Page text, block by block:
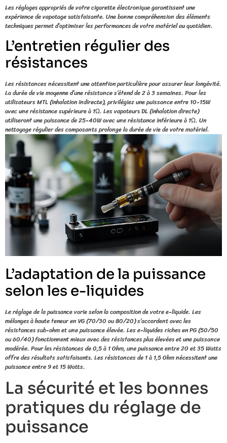
Les réglages appropriés de votre cigarette électronique garantissent une
expérience de vapotage satisfaisante. Une bonne compréhension des éléments
techniques permet d’optimiser les performances de votre matériel au quotidien.
L’entretien régulier des
résistances
Les résistances nécessitent une attention particulière pour assurer leur longévité.
La durée de vie moyenne d’une résistance s’étend de 2 à 3 semaines. Pour les
utilisateurs MTL (inhalation indirecte), privilégiez une puissance entre 10-15W
avec une résistance supérieure à 1Ω. Les vapoteurs DL (inhalation directe)
utiliseront une puissance de 25-40W avec une résistance inférieure à 1Ω. Un
nettoyage régulier des composants prolonge la durée de vie de votre matériel.
L’adaptation de la puissance
selon les e-liquides
Le réglage de la puissance varie selon la composition de votre e-liquide. Les
mélanges à haute teneur en VG (70/30 ou 80/20) s’accordent avec les
résistances sub-ohm et une puissance élevée. Les e-liquides riches en PG (50/50
ou 60/40) fonctionnent mieux avec des résistances plus élevées et une puissance
modérée. Pour les résistances de 0,5 à 1 Ohm, une puissance entre 20 et 35 Watts
offre des résultats satisfaisants. Les résistances de 1 à 1,5 Ohm nécessitent une
puissance entre 9 et 15 Watts.
La sécurité et les bonnes
pratiques du réglage de
puissance